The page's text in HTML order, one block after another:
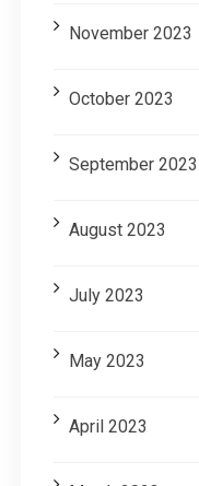
November 2023
October 2023
September 2023
August 2023
July 2023
May 2023
April 2023